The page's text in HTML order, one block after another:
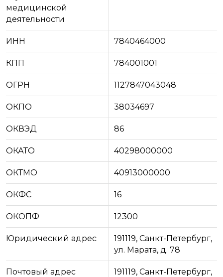
медицинской
деятельности
ИНН 7840464000
КПП 784001001
ОГРН 1127847043048
ОКПО 38034697
ОКВЭД 86
ОКАТО 40298000000
ОКТМО 40913000000
ОКФС 16
ОКОПФ 12300
Юридический адрес
191119, Санкт-Петербург,
ул. Марата, д. 78
Почтовый адрес
191119, Санкт-Петербург,